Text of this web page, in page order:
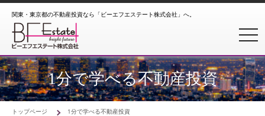
関東・東京都の不動産投資なら「ビーエフエステート株式会社」へ。
1分で学べる不動産投資
トップページ
1分で学べる不動産投資